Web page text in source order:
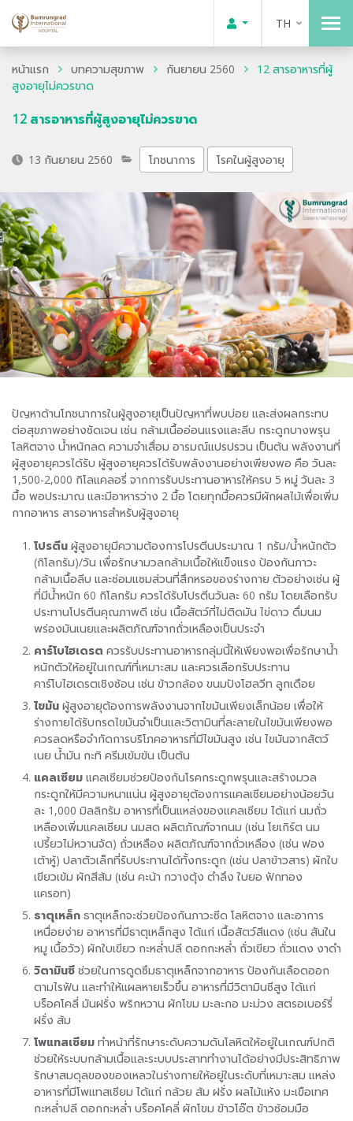
TH
หน้าแรก บทความสุขภาพ กันยายน 2560
12 สารอาหารที่ผู้
สูงอายุไม่ควรขาด
12 สารอาหารที่ผู้สูงอายุไม่ควรขาด
13 กันยายน 2560 โภชนาการ โรคในผู้สูงอายุ
ปัญหาด้านโภชนาการในผู้สูงอายุเป็นปัญหาที่พบบ่อย และส่งผลกระทบ
ต่อสุขภาพอย่างชัดเจน เช่น กล้ามเนื้ออ่อนแรงและลีบ กระดูกบางพรุน
โลหิตจาง น้ำหนักลด ความจำเสื่อม อารมณ์แปรปรวน เป็นต้น พลังงานที่
ผู้สูงอายุควรได้รับ ผู้สูงอายุควรได้รับพลังงานอย่างเพียงพอ คือ วันละ
1,500-2,000 กิโลแคลอรี่ จากการรับประทานอาหารให้ครบ 5 หมู่ วันละ 3
มื้อ พอประมาณ และมีอาหารว่าง 2 มื้อ โดยทุกมื้อควรมีผักผลไม้เพื่อเพิ่ม
กากอาหาร สารอาหารสำหรับผู้สูงอายุ
โปรตีน ผู้สูงอายุมีความต้องการโปรตีนประมาณ 1 กรัม/น้ำหนักตัว
(กิโลกรัม)/วัน เพื่อรักษามวลกล้ามเนื้อให้แข็งแรง ป้องกันภาวะ
กล้ามเนื้อลีบ และซ่อมแซมส่วนที่สึกหรอของร่างกาย ตัวอย่างเช่น ผู้
ที่มีน้ำหนัก 60 กิโลกรัม ควรได้รับโปรตีนวันละ 60 กรัม โดยเลือกรับ
ประทานโปรตีนคุณภาพดี เช่น เนื้อสัตว์ที่ไม่ติดมัน ไข่ดาว ดื่มนม
พร่องมันเนยและผลิตภัณฑ์จากถั่วเหลืองเป็นประจำ
คาร์โบไฮเดรต ควรรับประทานอาหารกลุ่มนี้ให้เพียงพอเพื่อรักษาน้ำ
หนักตัวให้อยู่ในเกณฑ์ที่เหมาะสม และควรเลือกรับประทาน
คาร์โบไฮเดรตเชิงซ้อน เช่น ข้าวกล้อง ขนมปังโฮลวีท ลูกเดือย
ไขมัน ผู้สูงอายุต้องการพลังงานจากไขมันเพียงเล็กน้อย เพื่อให้
ร่างกายได้รับกรดไขมันจำเป็นและวิตามินที่ละลายในไขมันเพียงพอ
ควรลดหรือจำกัดการบริโภคอาหารที่มีไขมันสูง เช่น ไขมันจากสัตว์
เนย น้ำมัน กะทิ ครีมเข้มข้น เป็นต้น
แคลเซียม แคลเซียมช่วยป้องกันโรคกระดูกพรุนและสร้างมวล
กระดูกให้มีความหนาแน่น ผู้สูงอายุต้องการแคลเซียมอย่างน้อยวัน
ละ 1,000 มิลลิกรัม อาหารที่เป็นแหล่งของแคลเซียม ได้แก่ นมถั่ว
เหลืองเพิ่มแคลเซียม นมสด ผลิตภัณฑ์จากนม (เช่น โยเกิร์ต นม
เปรี้ยวไม่หวานจัด) ถั่วเหลือง ผลิตภัณฑ์จากถั่วเหลือง (เช่น ฟอง
เต้าหู้) ปลาตัวเล็กที่รับประทานได้ทั้งกระดูก (เช่น ปลาข้าวสาร) ผักใบ
เขียวเข้ม ผักสีส้ม (เช่น คะน้า กวางตุ้ง ตำลึง ใบยอ ฟักทอง
แครอท)
ธาตุเหล็ก ธาตุเหล็กจะช่วยป้องกันภาวะซีด โลหิตจาง และอาการ
เหนื่อยง่าย อาหารที่มีธาตุเหล็กสูง ได้แก่ เนื้อสัตว์สีแดง (เช่น สันใน
หมู เนื้อวัว) ผักใบเขียว กะหล่ำปลี ดอกกะหล่ำ ถั่วเขียว ถั่วแดง งาดำ
วิตามินซี ช่วยในการดูดซึมธาตุเหล็กจากอาหาร ป้องกันเลือดออก
ตามไรฟัน และทำให้แผลหายเร็วขึ้น อาหารที่มีวิตามินซีสูง ได้แก่
บร็อคโคลี่ มันฝรั่ง พริกหวาน ผักโขม มะละกอ มะม่วง สตรอเบอร์รี่
ฝรั่ง ส้ม
โพแทสเซียม ทำหน้าที่รักษาระดับความดันโลหิตให้อยู่ในเกณฑ์ปกติ
ช่วยให้ระบบกล้ามเนื้อและระบบประสาททำงานได้อย่างมีประสิทธิภาพ
รักษาสมดุลของของเหลวในร่างกายให้อยู่ในระดับที่เหมาะสม แหล่ง
อาหารที่มีโพแทสเซียม ได้แก่ กล้วย ส้ม ฝรั่ง ผลไม้แห้ง มะเขือเทศ
กะหล่ำปลี ดอกกะหล่ำ บร็อคโคลี่ ผักโขม ข้าวโอ๊ต ข้าวซ้อมมือ